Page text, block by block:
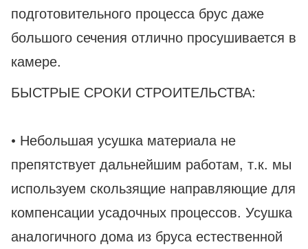
подготовительного процесса брус даже
большого сечения отлично просушивается в
камере.
БЫСТРЫЕ СРОКИ СТРОИТЕЛЬСТВА:
• Небольшая усушка материала не
препятствует дальнейшим работам, т.к. мы
используем скользящие направляющие для
компенсации усадочных процессов. Усушка
аналогичного дома из бруса естественной